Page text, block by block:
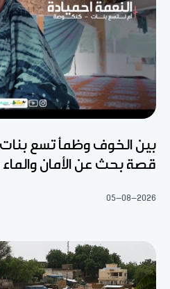
بين الخوف وظمأ تسع
قصة بحث عن الأمان
05-08-2026